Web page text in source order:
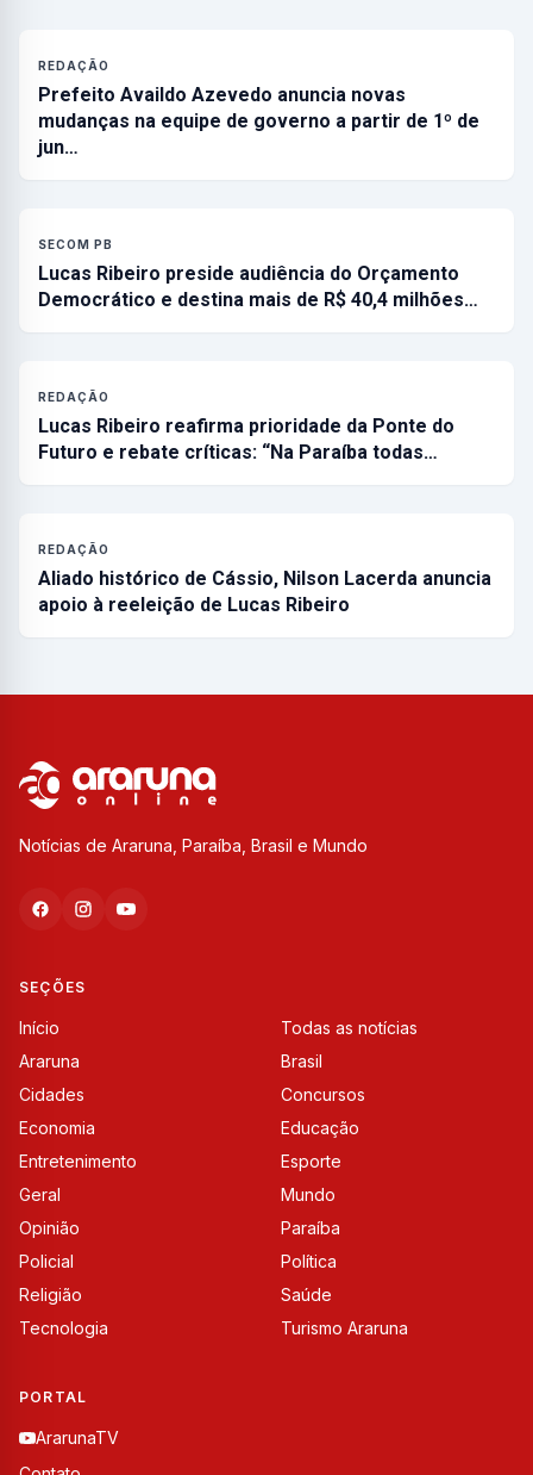
REDAÇÃO
Prefeito Availdo Azevedo anuncia novas
mudanças na equipe de governo a partir de 1º de
jun…
SECOM PB
Lucas Ribeiro preside audiência do Orçamento
Democrático e destina mais de R$ 40,4 milhões…
REDAÇÃO
Lucas Ribeiro reafirma prioridade da Ponte do
Futuro e rebate críticas: “Na Paraíba todas…
REDAÇÃO
Aliado histórico de Cássio, Nilson Lacerda anuncia
apoio à reeleição de Lucas Ribeiro
Notícias de Araruna, Paraíba, Brasil e Mundo
SEÇÕES
Início
Todas as notícias
Araruna
Brasil
Cidades
Concursos
Economia
Educação
Entretenimento
Esporte
Geral
Mundo
Opinião
Paraíba
Policial
Política
Religião
Saúde
Tecnologia
Turismo Araruna
PORTAL
ArarunaTV